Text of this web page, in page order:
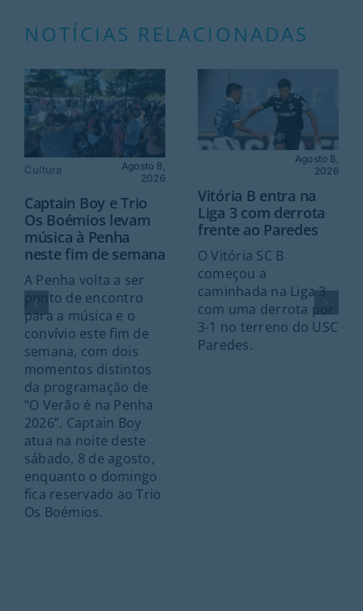
NOTÍCIAS RELACIONADAS
Cultura
Agosto 8,
2026
Captain Boy e Trio
Os Boémios levam
música à Penha
neste fim de semana
A Penha volta a ser
ponto de encontro
para a música e o
convívio este fim de
semana, com dois
momentos distintos
da programação de
“O Verão é na Penha
2026”. Captain Boy
atua na noite deste
sábado, 8 de agosto,
enquanto o domingo
fica reservado ao Trio
Os Boémios.
Agosto 8,
2026
Vitória B entra na
Liga 3 com derrota
frente ao Paredes
O Vitória SC B
começou a
caminhada na Liga 3
com uma derrota por
3-1 no terreno do USC
Paredes.